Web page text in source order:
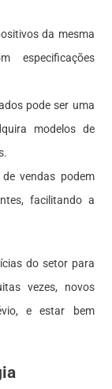
da mesma
especificações
pode ser uma
modelos de
vendas podem
facilitando a
do setor para
vezes, novos
e estar bem